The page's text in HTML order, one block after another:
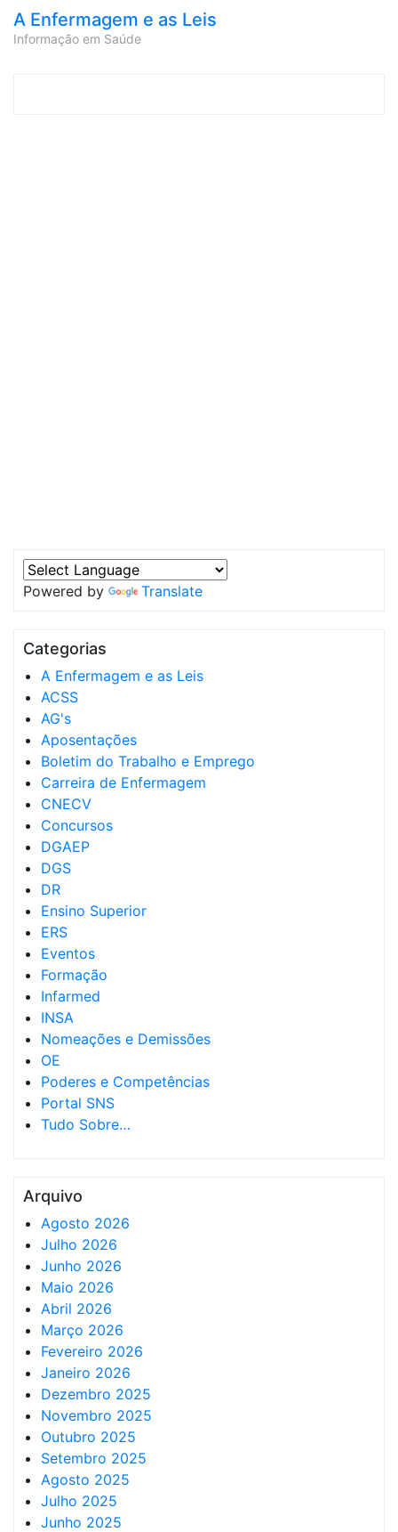
A Enfermagem e as Leis
Informação em Saúde
Powered by Translate
Categorias
A Enfermagem e as Leis
ACSS
AG's
Aposentações
Boletim do Trabalho e Emprego
Carreira de Enfermagem
CNECV
Concursos
DGAEP
DGS
DR
Ensino Superior
ERS
Eventos
Formação
Infarmed
INSA
Nomeações e Demissões
OE
Poderes e Competências
Portal SNS
Tudo Sobre…
Arquivo
Agosto 2026
Julho 2026
Junho 2026
Maio 2026
Abril 2026
Março 2026
Fevereiro 2026
Janeiro 2026
Dezembro 2025
Novembro 2025
Outubro 2025
Setembro 2025
Agosto 2025
Julho 2025
Junho 2025